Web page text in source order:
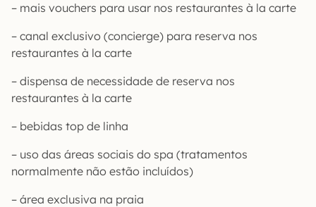
– mais vouchers para usar nos restaurantes à la carte
– canal exclusivo (concierge) para reserva nos
restaurantes à la carte
– dispensa de necessidade de reserva nos
restaurantes à la carte
– bebidas top de linha
– uso das áreas sociais do spa (tratamentos
normalmente não estão incluídos)
– área exclusiva na praia